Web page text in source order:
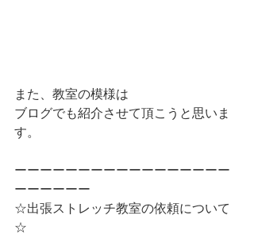
また、教室の模様は
ブログでも紹介させて頂こうと思いま
す。
ーーーーーーーーーーーーーーーーー
ーーーーーー
☆出張ストレッチ教室の依頼について
☆